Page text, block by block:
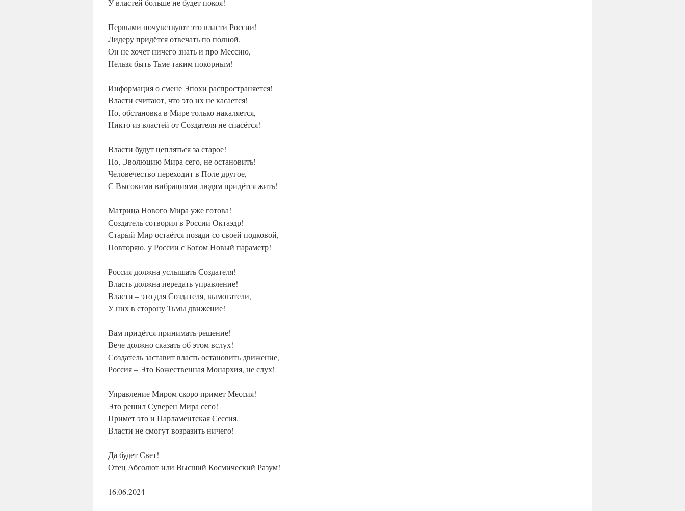
У властей больше не будет покоя!
Первыми почувствуют это власти России!
Лидеру придётся отвечать по полной,
Он не хочет ничего знать и про Мессию,
Нельзя быть Тьме таким покорным!
Информация о смене Эпохи распространяется!
Власти считают, что это их не касается!
Но, обстановка в Мире только накаляется,
Никто из властей от Создателя не спасётся!
Власти будут цепляться за старое!
Но, Эволюцию Мира сего, не остановить!
Человечество переходит в Поле другое,
С Высокими вибрациями людям придётся жить!
Матрица Нового Мира уже готова!
Создатель сотворил в России Октаэдр!
Старый Мир остаётся позади со своей подковой,
Повторяю, у России с Богом Новый параметр!
Россия должна услышать Создателя!
Власть должна передать управление!
Власти – это для Создателя, вымогатели,
У них в сторону Тьмы движение!
Вам придётся принимать решение!
Вече должно сказать об этом вслух!
Создатель заставит власть остановить движение,
Россия – Это Божественная Монархия, не слух!
Управление Миром скоро примет Мессия!
Это решил Суверен Мира сего!
Примет это и Парламентская Сессия,
Власти не смогут возразить ничего!
Да будет Свет!
Отец Абсолют или Высший Космический Разум!
16.06.2024